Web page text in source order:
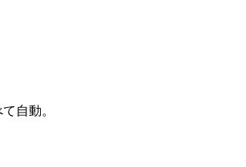
自動。